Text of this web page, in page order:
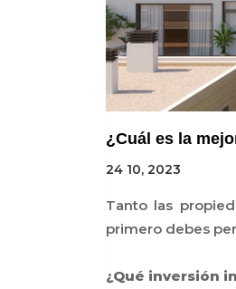
¿Cuál es la
24 10, 2023
Tanto las
primero debes
¿Qué inversión